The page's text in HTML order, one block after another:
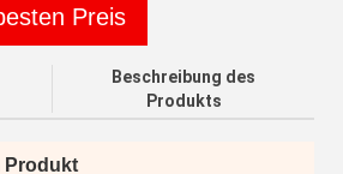
Preis
Beschreibung des
Produkts
Produkt